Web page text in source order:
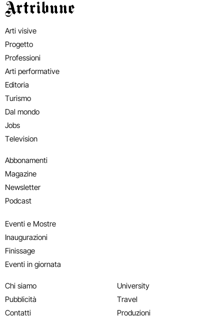
Artribune
Arti visive
Progetto
Professioni
Arti performative
Editoria
Turismo
Dal mondo
Jobs
Television
Abbonamenti
Magazine
Newsletter
Podcast
Eventi e Mostre
Inaugurazioni
Finissage
Eventi in giornata
Chi siamo
Pubblicità
Contatti
University
Travel
Produzioni